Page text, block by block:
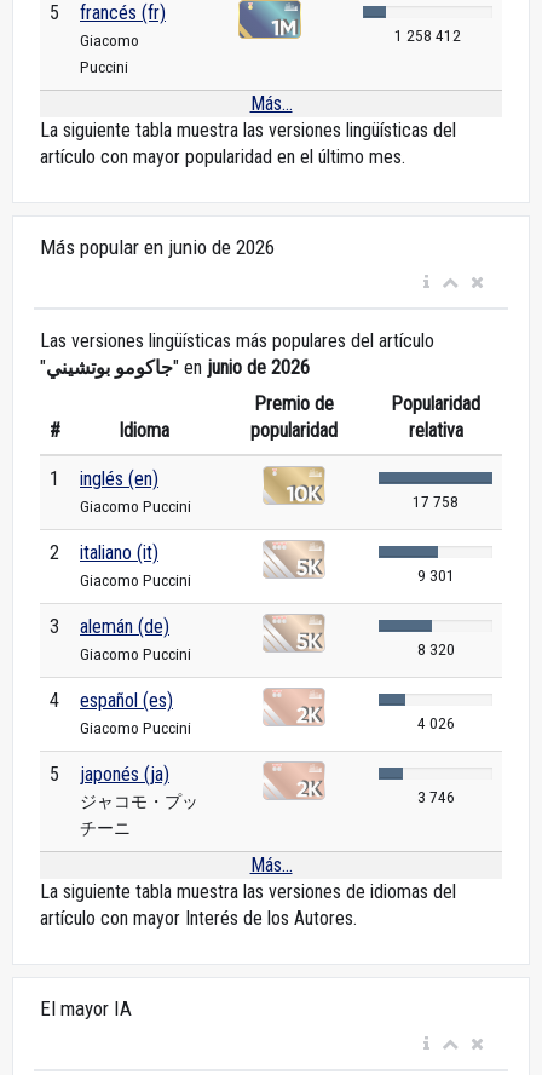
5 francés (fr)
Giacomo
Puccini
1 258 412
Más...
La siguiente tabla muestra las versiones lingüísticas del
artículo con mayor popularidad en el último mes.
Más popular en junio de 2026
Las versiones lingüísticas más populares del artículo
"جاكومو بوتشيني" en junio de 2026
# Idioma
Premio de
popularidad
Popularidad
relativa
1 inglés (en)
Giacomo Puccini 17 758
2 italiano (it)
Giacomo Puccini 9 301
3 alemán (de)
Giacomo Puccini 8 320
4 español (es)
Giacomo Puccini 4 026
5 japonés (ja)
ジャコモ・プッ
チーニ
3 746
Más...
La siguiente tabla muestra las versiones de idiomas del
artículo con mayor Interés de los Autores.
El mayor IA